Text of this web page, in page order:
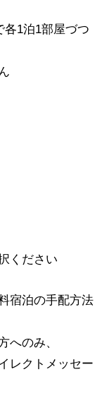
1泊1部屋づつ
ください
宿泊の手配方法
へのみ、
レクトメッセー